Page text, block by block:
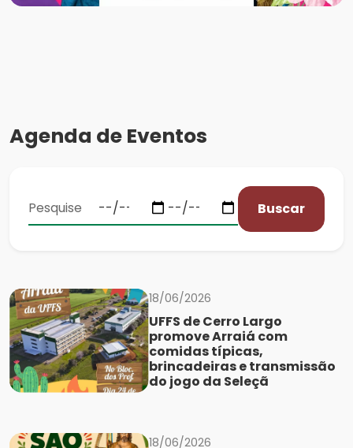
Agenda de Eventos
Buscar
18/06/2026
UFFS de Cerro Largo
promove Arraiá com
comidas típicas,
brincadeiras e transmissão
do jogo da Seleçã
18/06/2026